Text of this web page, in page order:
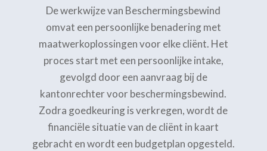
De werkwijze van Beschermingsbewind
omvat een persoonlijke benadering met
maatwerkoplossingen voor elke cliënt. Het
proces start met een persoonlijke intake,
gevolgd door een aanvraag bij de
kantonrechter voor beschermingsbewind.
Zodra goedkeuring is verkregen, wordt de
financiële situatie van de cliënt in kaart
gebracht en wordt een budgetplan opgesteld.